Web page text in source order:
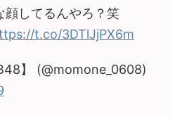
顔してるんやろ？笑
t.co/3DTlJjPX6m
】 (@momone_0608)